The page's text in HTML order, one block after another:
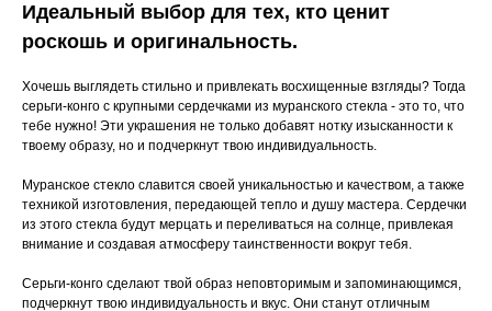
Идеальный выбор для тех, кто ценит
роскошь и оригинальность.
Хочешь выглядеть стильно и привлекать восхищенные взгляды? Тогда
серьги-конго с крупными сердечками из муранского стекла - это то, что
тебе нужно! Эти украшения не только добавят нотку изысканности к
твоему образу, но и подчеркнут твою индивидуальность.
Муранское стекло славится своей уникальностью и качеством, а также
техникой изготовления, передающей тепло и душу мастера. Сердечки
из этого стекла будут мерцать и переливаться на солнце, привлекая
внимание и создавая атмосферу таинственности вокруг тебя.
Серьги-конго сделают твой образ неповторимым и запоминающимся,
подчеркнут твою индивидуальность и вкус. Они станут отличным